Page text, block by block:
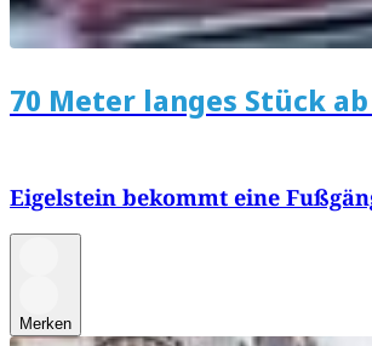
70 Meter langes Stück
Eigelstein bekommt eine
Merken